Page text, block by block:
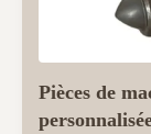
Pièces de